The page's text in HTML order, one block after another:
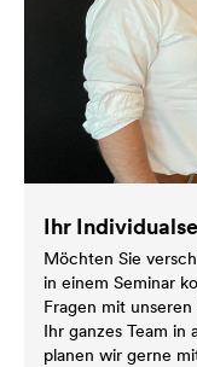
Ihr
Möchten Sie
in einem Seminar
Fragen mit
Ihr ganzes Team in
planen wir gerne